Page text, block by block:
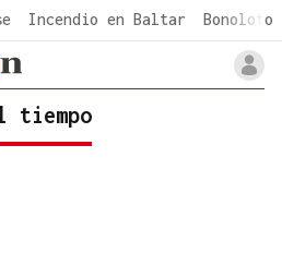
Incendio en Baltar Bonoloto
tiempo